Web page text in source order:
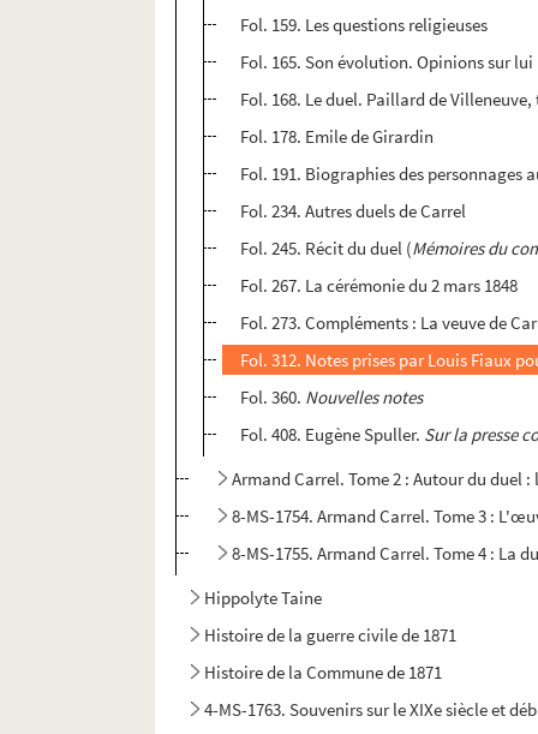
Fol. 159. Les questions religieuses
Fol. 165. Son évolution. Opinions sur lui
Fol. 168. Le duel. Paillard de
Fol. 178. Emile de Girardin
Fol. 191. Biographies des personnages
Fol. 234. Autres duels de Carrel
Fol. 245. Récit du duel (Mémoires du
Fol. 267. La cérémonie du 2 mars 1848
Fol. 273. Compléments : La veuve de
Fol. 312. Notes prises par Louis Fiaux
Fol. 360. Nouvelles notes
Fol. 408. Eugène Spuller. Sur la presse
Armand Carrel. Tome 2 : Autour du duel
8-MS-1754. Armand Carrel. Tome 3 :
8-MS-1755. Armand Carrel. Tome 4 : La
Hippolyte Taine
Histoire de la guerre civile de 1871
Histoire de la Commune de 1871
4-MS-1763. Souvenirs sur le XIXe siècle et